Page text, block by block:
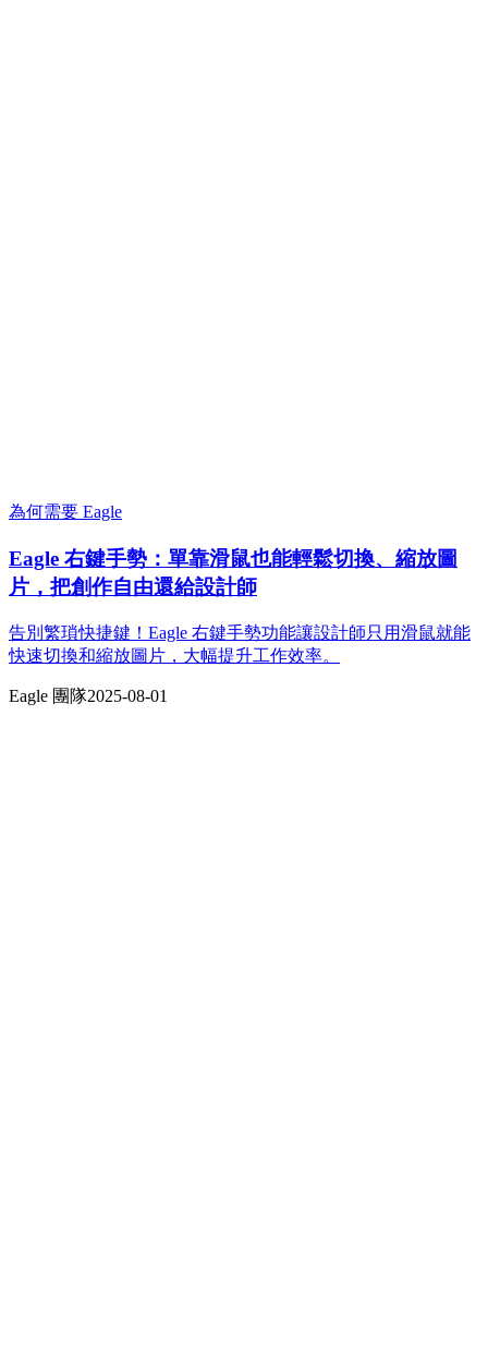
為何需要 Eagle
Eagle 右鍵手勢：單靠滑鼠也能輕鬆切換、縮放圖
片，把創作自由還給設計師
告別繁瑣快捷鍵！Eagle 右鍵手勢功能讓設計師只用滑鼠就能
快速切換和縮放圖片，大幅提升工作效率。
Eagle 團隊2025-08-01